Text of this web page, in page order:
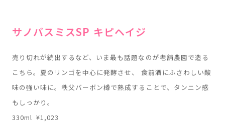
サノバスミスSP キピヘイジ
売り切れが続出するなど、いま最も話題なのが老舗農園で造る
こちら。夏のリンゴを中心に発酵させ、 食前酒にふさわしい酸
味の強い味に。秩父バーボン樽で熟成することで、タンニン感
もしっかり。
330ml ¥1,023